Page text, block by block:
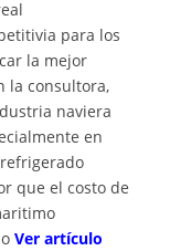
para los
la mejor
la consultora,
naviera
en
que el costo de
Ver artículo